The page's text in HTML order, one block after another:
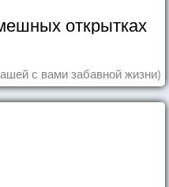
открытках
с вами забавной жизни)